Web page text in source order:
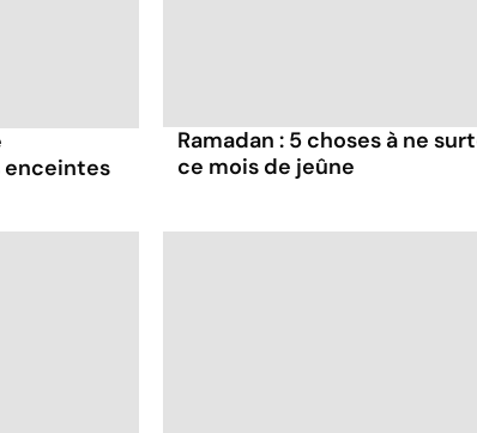
enceintes
Ramadan : 5 choses à ne
ce mois de jeûne